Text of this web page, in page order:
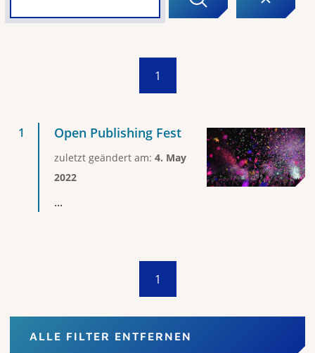
1
Open Publishing Fest
zuletzt geändert am: 4. May
2022
...
1
ALLE FILTER ENTFERNEN